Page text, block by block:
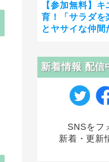
【参加無料】
育！「サラダを
とヤサイな仲
新着情報 配信
SNSをフ
新着・更新